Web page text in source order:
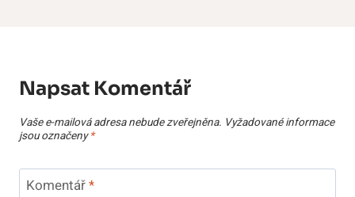
Napsat Komentář
Vaše e-mailová adresa nebude zveřejněna. Vyžadované informace
jsou označeny*
Komentář*